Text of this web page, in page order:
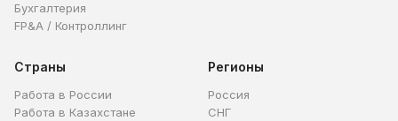
Бухгалтерия
FP&A / Контроллинг
Страны
Работа в России
Работа в Казахстане
Регионы
Россия
СНГ